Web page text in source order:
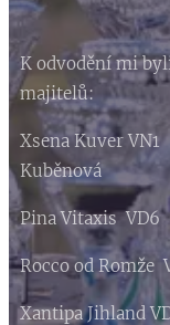
K odvodění mi
majitelů:
Xsena
Kuběnová
Pina Vitaxis
Rocco od
Xantipa